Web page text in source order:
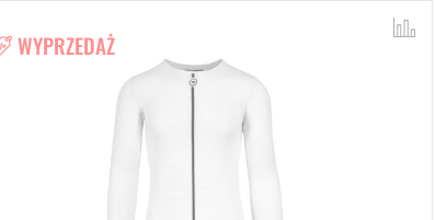
WYPRZEDAŻ